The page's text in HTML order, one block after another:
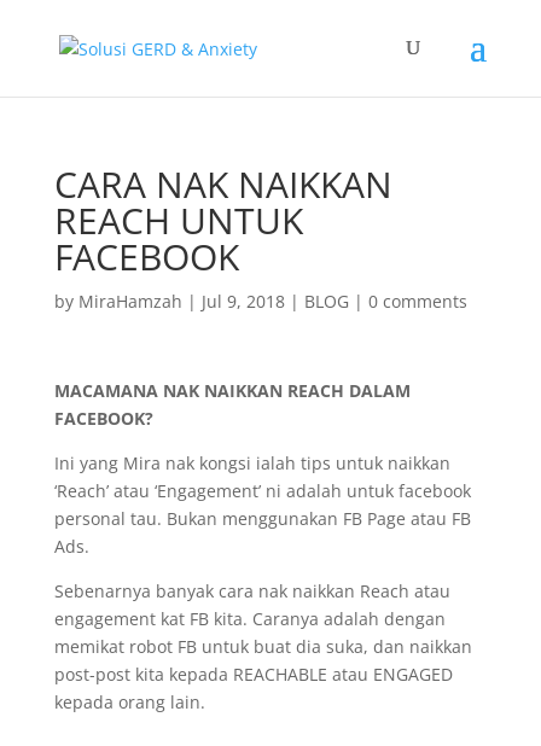
CARA NAK NAIKKAN
REACH UNTUK
FACEBOOK
by MiraHamzah | Jul 9, 2018| BLOG | 0 comments
MACAMANA NAK NAIKKAN REACH DALAM
FACEBOOK?
Ini yang Mira nak kongsi ialah tips untuk naikkan
‘Reach’ atau ‘Engagement’ ni adalah untuk facebook
personal tau. Bukan menggunakan FB Page atau FB
Ads.
Sebenarnya banyak cara nak naikkan Reach atau
engagement kat FB kita. Caranya adalah dengan
memikat robot FB untuk buat dia suka, dan naikkan
post-post kita kepada REACHABLE atau ENGAGED
kepada orang lain.